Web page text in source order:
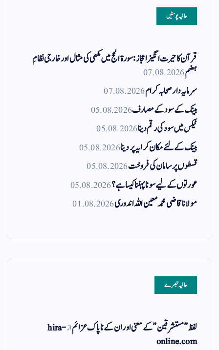
حالیہ پوسٹیں
قرآن کا حیرت انگیز اعجاز: سورۃ الحج میں مکھی کی مثال اور خارجی نظامِ
ہضم07.08.2026
سرمایہ دار صحابہ کرام07.08.2026
بینک کے سود کے مصارف05.08.2026
ٹیکس میں سود کی رقم دینا05.08.2026
بینک کے لئے مکان کرایہ پر دینا05.08.2026
قسطوں پر سامان کی فروخت05.08.2026
عورتوں کے لیے سونا پہننا کیسا ہے؟05.08.2026
مولانا قاضی محمد معین اللہ اندوری01.08.2026
حالیہ تبصرے
لفظ ” مستشرقین ” کے معنی اور ان کے نا پاک عزائمازhira-
online.com